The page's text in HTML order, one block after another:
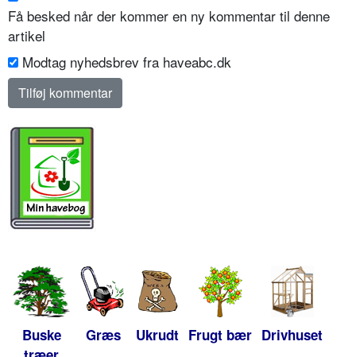
Få besked når der kommer en ny kommentar til denne
artikel
Modtag nyhedsbrev fra haveabc.dk
Buske
Græs Ukrudt Frugt bær Drivhuset